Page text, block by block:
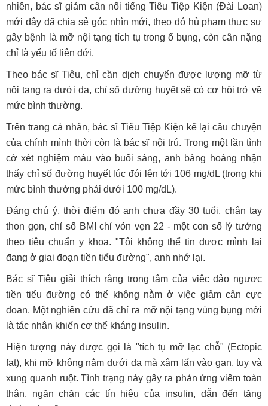
nhiên, bác sĩ giảm cân nổi tiếng Tiêu Tiệp Kiện (Đài Loan)
mới đây đã chia sẻ góc nhìn mới, theo đó hủ phạm thực sự
gây bệnh là mỡ nội tạng tích tụ trong ổ bụng, còn cân nặng
chỉ là yếu tố liên đới.
Theo bác sĩ Tiêu, chỉ cần dịch chuyển được lượng mỡ từ
nội tạng ra dưới da, chỉ số đường huyết sẽ có cơ hội trở về
mức bình thường.
Trên trang cá nhân, bác sĩ Tiêu Tiệp Kiện kể lại câu chuyện
của chính mình thời còn là bác sĩ nội trú. Trong một lần tình
cờ xét nghiệm máu vào buổi sáng, anh bàng hoàng nhận
thấy chỉ số đường huyết lúc đói lên tới 106 mg/dL (trong khi
mức bình thường phải dưới 100 mg/dL).
Đáng chú ý, thời điểm đó anh chưa đầy 30 tuổi, chân tay
thon gọn, chỉ số BMI chỉ vỏn vẹn 22 - một con số lý tưởng
theo tiêu chuẩn y khoa. "Tôi không thể tin được mình lại
đang ở giai đoạn tiền tiểu đường", anh nhớ lại.
Bác sĩ Tiêu giải thích rằng trọng tâm của việc đảo ngược
tiền tiểu đường có thể không nằm ở việc giảm cân cực
đoan. Một nghiên cứu đã chỉ ra mỡ nội tạng vùng bụng mới
là tác nhân khiến cơ thể kháng insulin.
Hiện tượng này được gọi là "tích tụ mỡ lạc chỗ" (Ectopic
fat), khi mỡ không nằm dưới da mà xâm lấn vào gan, tụy và
xung quanh ruột. Tình trạng này gây ra phản ứng viêm toàn
thân, ngăn chặn các tín hiệu của insulin, dẫn đến tăng